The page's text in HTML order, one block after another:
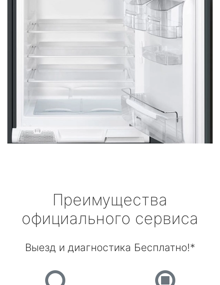
Преимущества
официального сервиса
Выезд и диагностика Бесплатно!*